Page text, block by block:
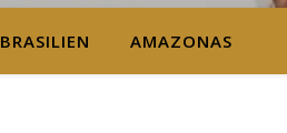
BRASILIEN AMAZONAS